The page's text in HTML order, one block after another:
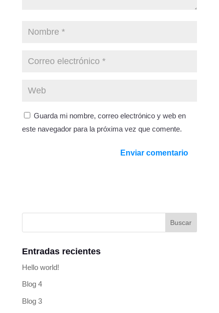
Guarda mi nombre, correo electrónico y web en
este navegador para la próxima vez que comente.
Entradas recientes
Hello world!
Blog 4
Blog 3